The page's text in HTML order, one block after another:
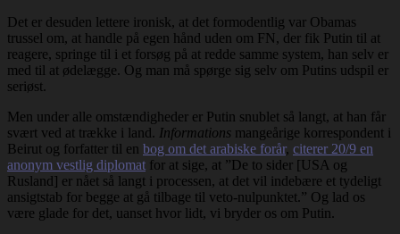
Det er desuden lettere ironisk, at det formodentlig var Obamas
trussel om, at handle på egen hånd uden om FN, der fik Putin til at
reagere, springe til i et forsøg på at redde samme system, han selv er
med til at ødelægge. Og man må spørge sig selv om Putins udspil er
seriøst.
Men under alle omstændigheder er Putin snublet så langt, at han får
svært ved at trække i land. Informations mangeårige korrespondent i
Beirut og forfatter til en bog om det arabiske forår, citerer 20/9 en
anonym vestlig diplomat for at sige, at ”De to sider [USA og
Rusland] er nået så langt i processen, at det vil indebære et tydeligt
ansigtstab for begge at gå tilbage til veto-nulpunktet.” Og lad os
være glade for det, uanset hvor lidt, vi bryder os om Putin.